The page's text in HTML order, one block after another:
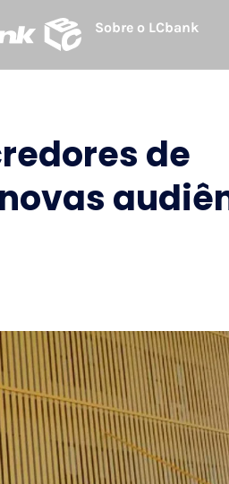
Sobre o LCbank
de